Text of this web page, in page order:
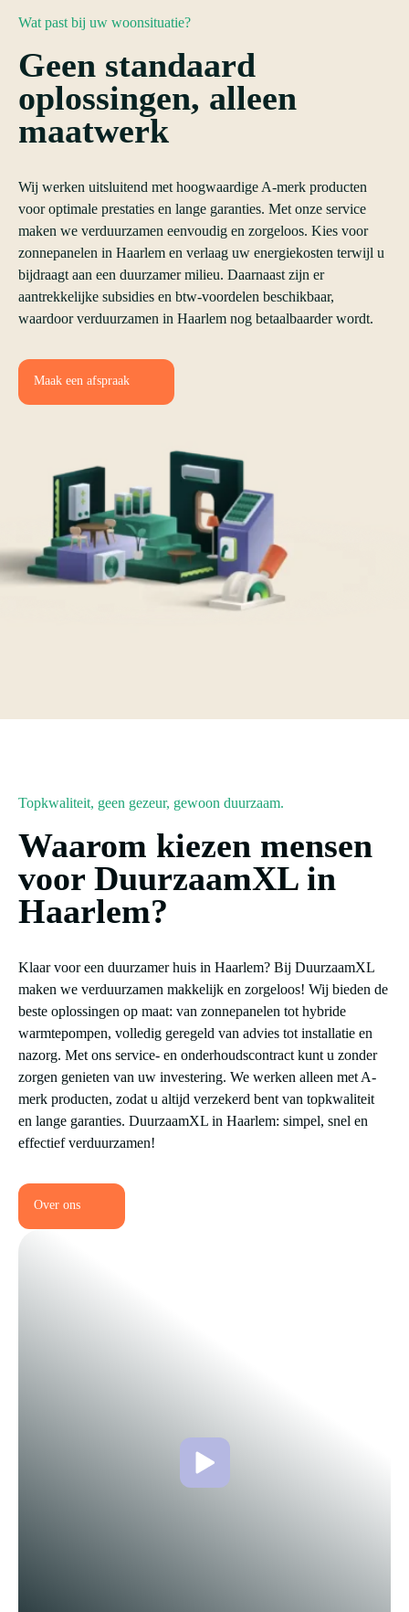
Wat past bij uw woonsituatie?
Geen standaard
oplossingen, alleen
maatwerk
Wij werken uitsluitend met hoogwaardige A-merk producten
voor optimale prestaties en lange garanties. Met onze service
maken we verduurzamen eenvoudig en zorgeloos. Kies voor
zonnepanelen in Haarlem en verlaag uw energiekosten terwijl u
bijdraagt aan een duurzamer milieu. Daarnaast zijn er
aantrekkelijke subsidies en btw-voordelen beschikbaar,
waardoor verduurzamen in Haarlem nog betaalbaarder wordt.
Maak een afspraak
Topkwaliteit, geen gezeur, gewoon duurzaam.
Waarom kiezen mensen
voor DuurzaamXL in
Haarlem?
Klaar voor een duurzamer huis in Haarlem? Bij DuurzaamXL
maken we verduurzamen makkelijk en zorgeloos! Wij bieden de
beste oplossingen op maat: van zonnepanelen tot hybride
warmtepompen, volledig geregeld van advies tot installatie en
nazorg. Met ons service- en onderhoudscontract kunt u zonder
zorgen genieten van uw investering. We werken alleen met A-
merk producten, zodat u altijd verzekerd bent van topkwaliteit
en lange garanties. DuurzaamXL in Haarlem: simpel, snel en
effectief verduurzamen!
Over ons